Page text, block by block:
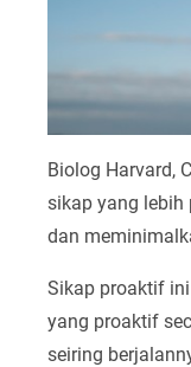
Biolog Harvard,
sikap yang lebih
dan
Sikap proaktif
yang proaktif
seiring